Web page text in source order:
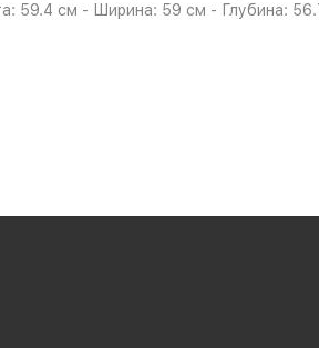
59.4 см - Ширина: 59 см - Глубина: